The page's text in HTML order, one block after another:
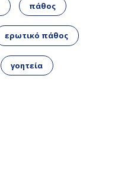
πάθος
ερωτικό πάθος
γοητεία